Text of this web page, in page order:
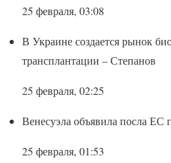
25 февраля, 03:08
В Украине создается рынок
трансплантации – Степанов
25 февраля, 02:25
Венесуэла объявила посла ЕС
25 февраля, 01:53